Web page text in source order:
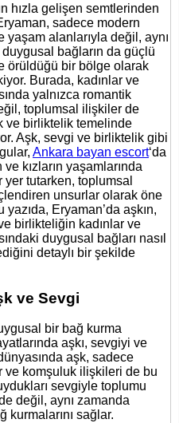
hızla gelişen semtlerinden
sadece modern
yaşam alanlarıyla değil, aynı
bağların da güçlü
örüldüğü bir bölge olarak
Burada, kadınlar ve
yalnızca romantik
toplumsal ilişkiler de
ve birliktelik temelinde
Aşk, sevgi ve birliktelik gibi
Ankara bayan escort‘da
ve kızların yaşamlarında
yer tutarken, toplumsal
unsurlar olarak öne
yazıda, Eryaman’da aşkın,
birlikteliğin kadınlar ve
duygusal bağları nasıl
detaylı bir şekilde
ve Sevgi
bir bağ kurma
aşkı, sevgiyi ve
aşk, sadece
ve komşuluk ilişkileri de bu
sevgiyle toplumu
değil, aynı zamanda
kurmalarını sağlar.